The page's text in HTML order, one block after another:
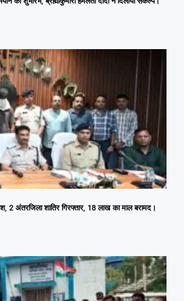
2 अंतरजिला शातिर गिरफ्तार, 18 लाख का माल बरामद।